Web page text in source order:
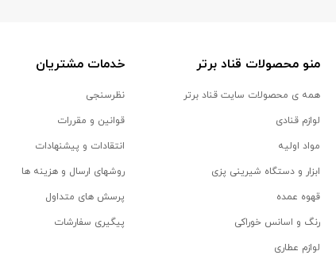
منو محصولات قناد برتر
همه ی محصولات سایت قناد برتر
لوازم قنادی
مواد اولیه
ابزار و دستگاه شیرینی پزی
قهوه عمده
رنگ و اسانس خوراکی
لوازم عطاری
خدمات مشتریان
نظرسنجی
قوانین و مقررات
انتقادات و پیشنهادات
روشهای ارسال و هزینه ها
پرسش های متداول
پیگیری سفارشات